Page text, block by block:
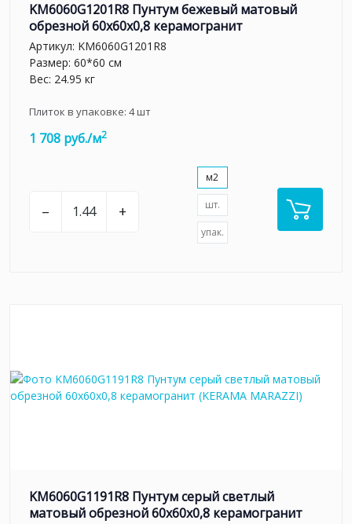
KM6060G1201R8 Пунтум бежевый матовый
обрезной 60x60x0,8 керамогранит
Артикул: KM6060G1201R8
Размер: 60*60 см
Вес: 24.95 кг
Плиток в упаковке: 4шт
1 708 руб./м2
– +
м2
шт.
упак.
KM6060G1191R8 Пунтум серый светлый
матовый обрезной 60x60x0,8 керамогранит